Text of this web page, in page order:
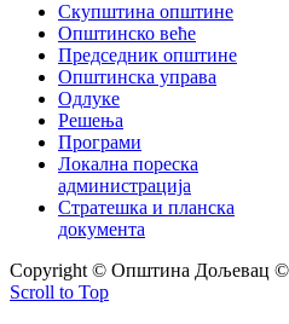
Скупштина општине
Општинско веће
Председник општине
Општинска управа
Одлуке
Решења
Програми
Локална пореска
администрација
Стратешка и планска
документа
Copyright © Oпштина Дољевац ©
Scroll to Top